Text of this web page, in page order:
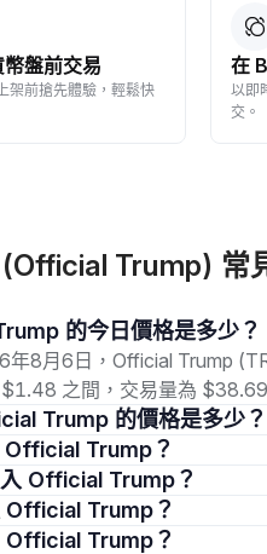
盤前交易
架前搶先體驗，輕鬆快
在
以即
交。
Trump) 常
的今日價格是多少？
年8月6日，Official Trump
之間，交易量為
Trump 的價格是多少？
Official Trump？
入 Official Trump？
Official Trump？
Official Trump？